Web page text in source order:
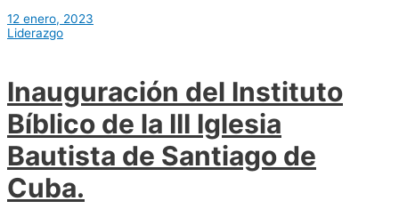
12 enero, 2023
Liderazgo
Inauguración del Instituto
Bíblico de la III Iglesia
Bautista de Santiago de
Cuba.